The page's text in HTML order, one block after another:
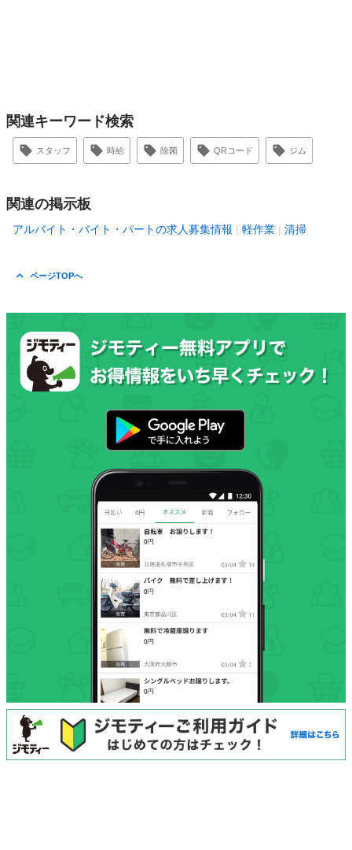
関連キーワード検索
スタッフ 時給 除菌 QRコード ジム
関連の掲示板
アルバイト・バイト・パートの求人募集情報 軽作業 清掃
ページTOPへ